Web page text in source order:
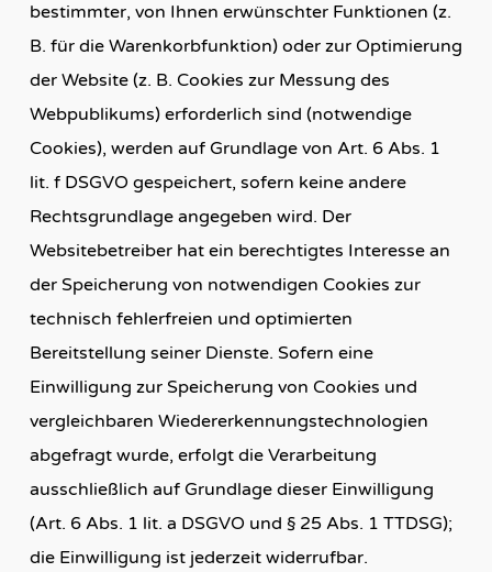
bestimmter, von Ihnen erwünschter Funktionen (z.
B. für die Warenkorbfunktion) oder zur Optimierung
der Website (z. B. Cookies zur Messung des
Webpublikums) erforderlich sind (notwendige
Cookies), werden auf Grundlage von Art. 6 Abs. 1
lit. f DSGVO gespeichert, sofern keine andere
Rechtsgrundlage angegeben wird. Der
Websitebetreiber hat ein berechtigtes Interesse an
der Speicherung von notwendigen Cookies zur
technisch fehlerfreien und optimierten
Bereitstellung seiner Dienste. Sofern eine
Einwilligung zur Speicherung von Cookies und
vergleichbaren Wiedererkennungstechnologien
abgefragt wurde, erfolgt die Verarbeitung
ausschließlich auf Grundlage dieser Einwilligung
(Art. 6 Abs. 1 lit. a DSGVO und § 25 Abs. 1 TTDSG);
die Einwilligung ist jederzeit widerrufbar.